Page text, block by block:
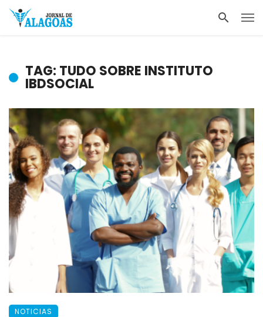
TAG: TUDO SOBRE INSTITUTO
IBDSOCIAL
NOTICIAS